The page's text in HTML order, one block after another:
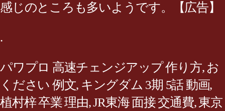
感じのところも多いようです。【広告】
.
パワプロ 高速チェンジアップ 作り方, お
ください 例文, キングダム 3期 5話 動画,
植村梓 卒業 理由,JR東海 面接 交通費,東京